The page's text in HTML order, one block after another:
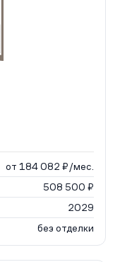
от 184 082 ₽/мес.
508 500 ₽
2029
без отделки